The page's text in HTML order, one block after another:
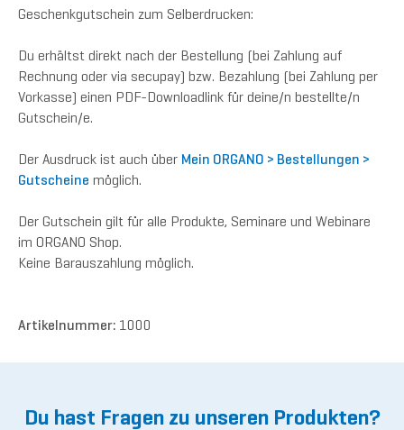
Geschenkgutschein zum Selberdrucken:
Du erhältst direkt nach der Bestellung (bei Zahlung auf
Rechnung oder via secupay) bzw. Bezahlung (bei Zahlung per
Vorkasse) einen PDF-Downloadlink für deine/n bestellte/n
Gutschein/e.
Der Ausdruck ist auch über Mein ORGANO > Bestellungen >
Gutscheine möglich.
Der Gutschein gilt für alle Produkte, Seminare und Webinare
im ORGANO Shop.
Keine Barauszahlung möglich.
Artikelnummer: 1000
Du hast Fragen zu unseren Produkten?